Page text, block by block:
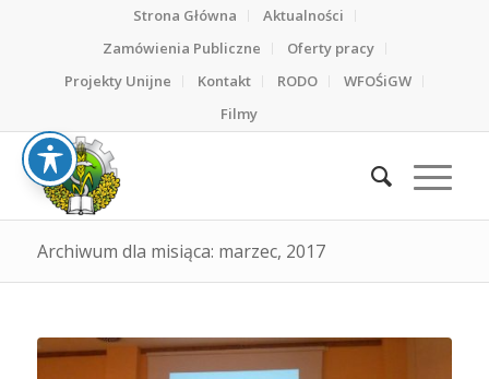
Strona Główna
Aktualności
Zamówienia Publiczne
Oferty pracy
Projekty Unijne
Kontakt RODO
WFOŚiGW
Filmy
Archiwum dla misiąca: marzec, 2017